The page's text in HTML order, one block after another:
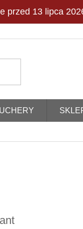
przed 13 lipca